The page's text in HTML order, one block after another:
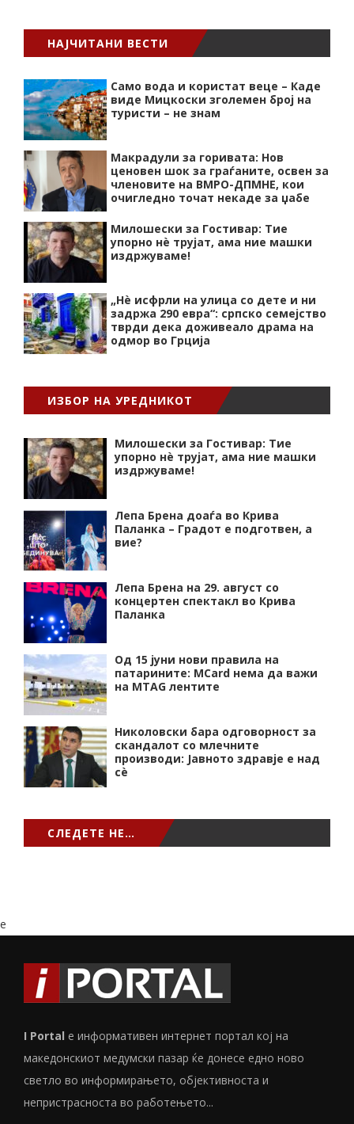
НАЈЧИТАНИ ВЕСТИ
Само вода и користат веце – Каде
виде Мицкоски зголемен број на
туристи – не знам
Макрадули за горивата: Нов
ценовен шок за граѓаните, освен за
членовите на ВМРО-ДПМНЕ, кои
очигледно точат некаде за џабе
Милошески за Гостивар: Тие
упорно нѐ трујат, ама ние машки
издржуваме!
„Нѐ исфрли на улица со дете и ни
задржа 290 евра“: српско семејство
тврди дека доживеало драма на
одмор во Грција
ИЗБОР НА УРЕДНИКОТ
Милошески за Гостивар: Тие
упорно нѐ трујат, ама ние машки
издржуваме!
Лепа Брена доаѓа во Крива
Паланка – Градот е подготвен, а
вие?
Лепа Брена на 29. август со
концертен спектакл во Крива
Паланка
Од 15 јуни нови правила на
патарините: MCard нема да важи
на MTAG лентите
Николовски бара одговорност за
скандалот со млечните
производи: Јавното здравје е над
сѐ
СЛЕДЕТЕ НЕ…
e
I Portal е информативен интернет портал кој на
македонскиот медумски пазар ќе донесе едно ново
светло во информирањето, објективноста и
непристрасноста во работењето...